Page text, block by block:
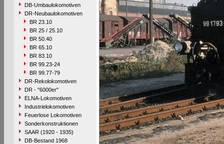
DB-Umbaulokomotiven
DR-Neubaulokomotiven
BR 23.10
BR 25 / 25.10
BR 50.40
BR 65.10
BR 83.10
BR 99.23-24
BR 99.77-79
DR-Rekolokomotiven
DR - "6000er"
ELNA-Lokomotiven
Industrielokomotiven
Feuerlose Lokomotiven
Sonderkonstruktionen
SAAR (1920 - 1935)
DB-Bestand 1968